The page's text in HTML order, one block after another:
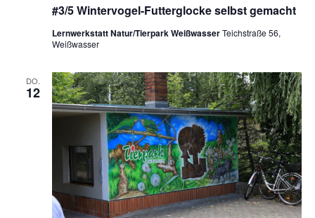
#3/5 Wintervogel-Futterglocke selbst gemacht
Lernwerkstatt Natur/Tierpark WeißwasserTeichstraße 56,
Weißwasser
DO.
12